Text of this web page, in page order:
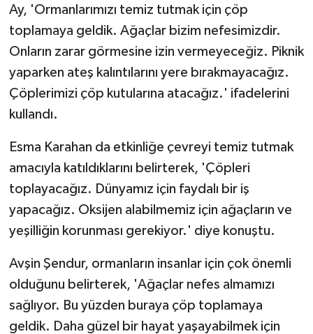
Ay, 'Ormanlarımızı temiz tutmak için çöp
toplamaya geldik. Ağaçlar bizim nefesimizdir.
Onların zarar görmesine izin vermeyeceğiz. Piknik
yaparken ateş kalıntılarını yere bırakmayacağız.
Çöplerimizi çöp kutularına atacağız.' ifadelerini
kullandı.
Esma Karahan da etkinliğe çevreyi temiz tutmak
amacıyla katıldıklarını belirterek, 'Çöpleri
toplayacağız. Dünyamız için faydalı bir iş
yapacağız. Oksijen alabilmemiz için ağaçların ve
yeşilliğin korunması gerekiyor.' diye konuştu.
Avşin Şendur, ormanların insanlar için çok önemli
olduğunu belirterek, 'Ağaçlar nefes almamızı
sağlıyor. Bu yüzden buraya çöp toplamaya
geldik. Daha güzel bir hayat yaşayabilmek için